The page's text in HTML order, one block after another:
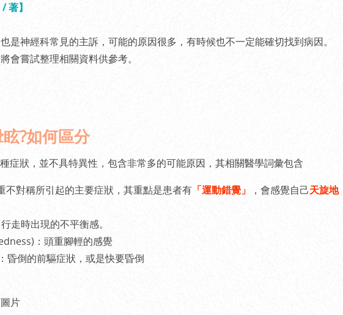
著】
是神經科常見的主訴，可能的原因很多，有時候也不一定能確切找到病因。
會嘗試整理相關資料供參考。
?如何區分
種症狀，並不具特異性，包含非常多的可能原因，其相關醫學詞彙包含
不對稱所引起的主要症狀，其重點是患者有 「運動錯覺」 ，會感覺自己天旋地
行走時出現的不平衡感。
：頭重腳輕的感覺
昏倒的前驅症狀，或是快要昏倒
片